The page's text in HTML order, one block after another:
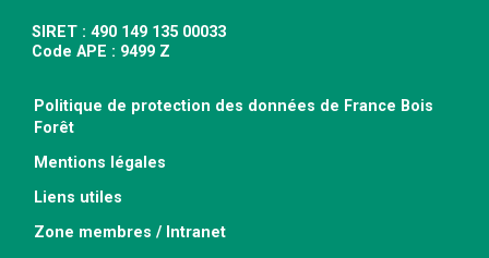
SIRET : 490 149 135 00033
Code APE : 9499 Z
Politique de protection des données de France Bois
Forêt
Mentions légales
Liens utiles
Zone membres / Intranet